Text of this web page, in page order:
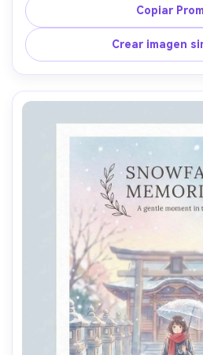
adornado con monograma
abajo, borde grueso para
Copiar
Crear imagen